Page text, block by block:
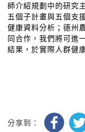
師介紹規劃中的研究
五個子計畫與五個支
健康資料分析；德州
同合作，我們將可進
結果，於實際人群健
分享到：